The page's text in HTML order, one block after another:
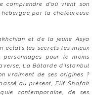
d’où vient son
par la chaleureuse
et de la jeune Asya
éclats les secrets les mieux
pour le moins
La Bâtarde d’Istanbul
vraiment de ses origines ?
au présent, Elif Shafak
contemporaine, de ses